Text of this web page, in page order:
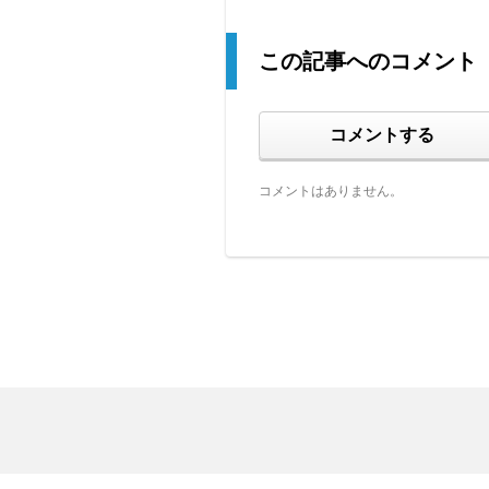
この記事へのコメント
コメントする
コメントはありません。